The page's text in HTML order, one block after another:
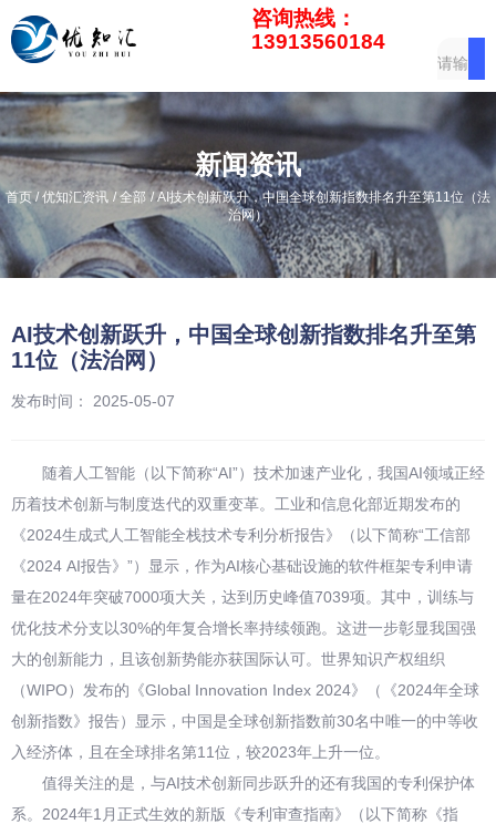
咨询热线：
13913560184
新闻资讯
首页/优知汇资讯 /全部 /AI技术创新跃升，中国全球创新指数排名升至第11位（法
治网）
AI技术创新跃升，中国全球创新指数排名升至第
11位（法治网）
发布时间： 2025-05-07
随着人工智能（以下简称“AI”）技术加速产业化，我国AI领域正经
历着技术创新与制度迭代的双重变革。工业和信息化部近期发布的
《2024生成式人工智能全栈技术专利分析报告》（以下简称“工信部
《2024 AI报告》”）显示，作为AI核心基础设施的软件框架专利申请
量在2024年突破7000项大关，达到历史峰值7039项。其中，训练与
优化技术分支以30%的年复合增长率持续领跑。这进一步彰显我国强
大的创新能力，且该创新势能亦获国际认可。世界知识产权组织
（WIPO）发布的《Global Innovation Index 2024》（《2024年全球
创新指数》报告）显示，中国是全球创新指数前30名中唯一的中等收
入经济体，且在全球排名第11位，较2023年上升一位。
值得关注的是，与AI技术创新同步跃升的还有我国的专利保护体
系。2024年1月正式生效的新版《专利审查指南》（以下简称《指